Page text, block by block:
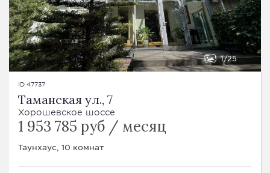
1 25
ID 47737
Таманская ул., 7
Хорошевское шоссе
1 953 785 руб / месяц
Таунхаус, 10 комнат